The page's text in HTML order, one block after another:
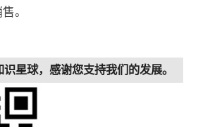
。
星球，感谢您支持我们的发展。